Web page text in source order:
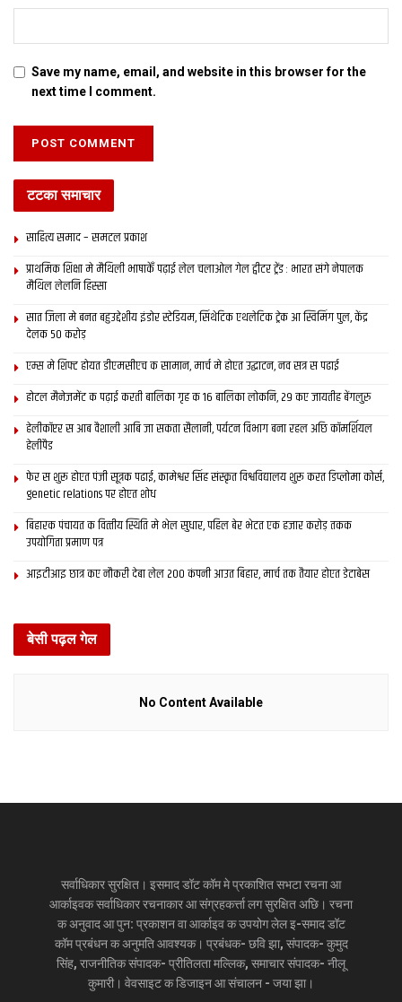
Save my name, email, and website in this browser for the
next time I comment.
टटका समाचार
साहित्य समाद – समटल प्रकाश
प्राथमिक शि‍क्षा मे मैथि‍ली भाषाकेँ पढ़ाई लेल चलाओल गेल ट्वीटर ट्रेंड : भारत संगे नेपालक
मैथिल लेलनि हिस्सा
सात जिला मे बनत बहुउद्देशीय इंडोर स्‍टेडि‍यम, सिंथेटिक एथलेटिक ट्रेक आ स्विमिंग पुल, केंद्र
देलक 50 करोड़
एम्स मे शिफ्ट होयत डीएमसीएच क सामान, मार्च मे होएत उद्घाटन, नव सत्र स पढाई
होटल मैनेजमेंट क पढ़ाई करती बालिका गृह क 16 बालिका लोकनि, 29 कए जायतीह बेंगलुरु
हेलीकॉप्टर स आब वैशाली आबि जा सकता सैलानी, पर्यटन विभाग बना रहल अछि कॉमर्शियल
हेलीपैड
फेर स शुरू होएत पंजी सूत्रक पढाई, कामेश्वर सिंह संस्कृत विश्वविद्यालय शुरू करत डिप्लोमा कोर्स,
genetic relations पर होएत शोध
बिहारक पंचायत क वित्‍तीय स्थिति मे भेल सुधार, पहिल बेर भेटत एक हजार करोड़ तकक
उपयोगिता प्रमाण पत्र
आइटीआइ छात्र कए नौकरी देबा लेल 200 कंपनी आउत बिहार, मार्च तक तैयार होएत डेटाबेस
बेसी पढ़ल गेल
No Content Available
सर्वाधिकार सुरक्षित। इसमाद डॉट कॉम मे प्रकाशित सभटा रचना आ
आर्काइवक सर्वाधिकार रचनाकार आ संग्रहकर्त्ता लग सुरक्षित अछि। रचना
क अनुवाद आ पुन: प्रकाशन वा आर्काइव क उपयोग लेल इ-समाद डॉट
कॉम प्रबंधन क अनुमति आवश्यक। प्रबंधक- छवि झा, संपादक- कुमुद
सिंह, राजनीतिक संपादक- प्रीतिलता मल्लिक, समाचार संपादक- नीलू
कुमारी। वेवसाइट क डिजाइन आ संचालन - जया झा।